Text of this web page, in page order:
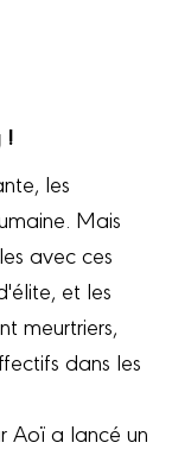
!
les
Mais
avec ces
et les
meurtriers,
dans les
Aoï a lancé un